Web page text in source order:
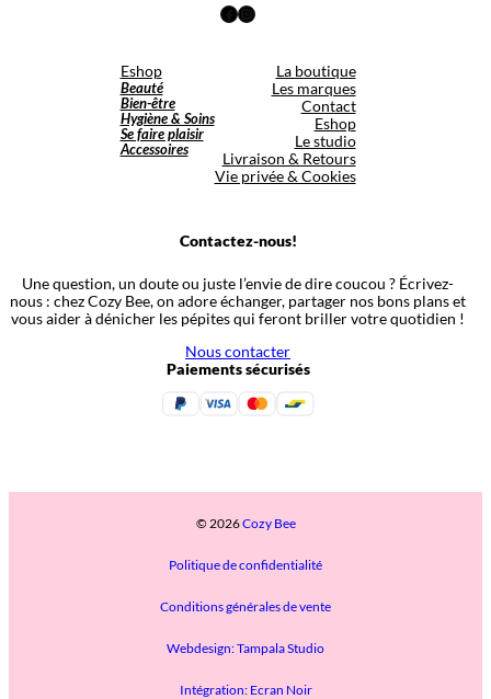
Facebook
Instagram
Eshop
Beauté
Bien-être
Hygiène & Soins
Se faire plaisir
Accessoires
La boutique
Les marques
Contact
Eshop
Le studio
Livraison & Retours
Vie privée & Cookies
Contactez-nous!
Une question, un doute ou juste l’envie de dire coucou ? Écrivez-
nous : chez Cozy Bee, on adore échanger, partager nos bons plans et
vous aider à dénicher les pépites qui feront briller votre quotidien !
Nous contacter
Paiements sécurisés
© 2026Cozy Bee
Politique de confidentialité
Conditions générales de vente
Webdesign: Tampala Studio
Intégration: Ecran Noir